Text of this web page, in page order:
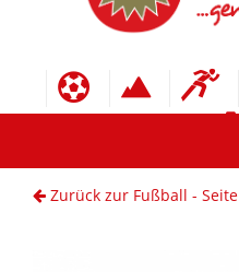
Zurück zur Fußball - Seite